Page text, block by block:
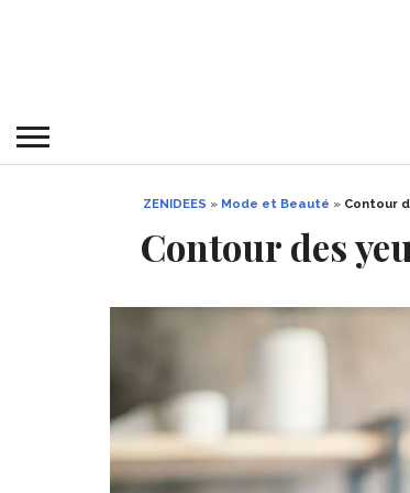
ZENIDEES » Mode et Beauté » Contour
Contour des